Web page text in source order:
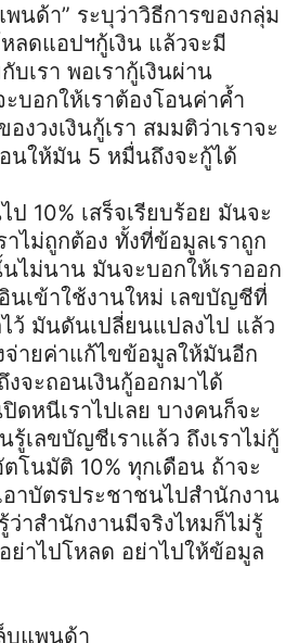
นด้า” ระบุว่าวิธีการของกลุ่ม
ลดแอปฯกู้เงิน แล้วจะมี
เรา พอเรากู้เงินผ่าน
บอกให้เราต้องโอนค่าค้ำ
งวงเงินกู้เรา สมมติว่าเราจะ
นให้มัน 5 หมื่นถึงจะกู้ได้
ป 10% เสร็จเรียบร้อย มันจะ
ไม่ถูกต้อง ทั้งที่ข้อมูลเราถูก
ไม่นาน มันจะบอกให้เราออก
นเข้าใช้งานใหม่ เลขบัญชีที่
ว้ มันดันเปลี่ยนแปลงไป แล้ว
จ่ายค่าแก้ไขข้อมูลให้มันอีก
งจะถอนเงินกู้ออกมาได้
ดหนีเราไปเลย บางคนก็จะ
เลขบัญชีเราแล้ว ถึงเราไม่กู้
โนมัติ 10% ทุกเดือน ถ้าจะ
าบัตรประชาชนไปสำนักงาน
าสำนักงานมีจริงไหมก็ไม่รู้
ย่าไปโหลด อย่าไปให้ข้อมูล
บแพนด้า